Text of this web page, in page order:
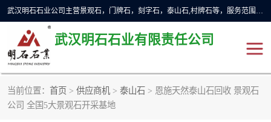
武汉明石石业公司主营景观石，门牌石，刻字石，泰山石,村牌石等，服务范围主要有：武汉，咸宁等地区。公司秉承敬业奉献、锐意创新的企业精神，从无到有，从小到大，以一种产业报国的创业精神，竭诚为客户提供服务，为社会设计财富。
武汉明石石业有限责任公司
当前位置： 首页 > 供应商机 > 泰山石 > 恩施天然泰山石回收 景观石
公司 全国5大景观石开采基地
景观石